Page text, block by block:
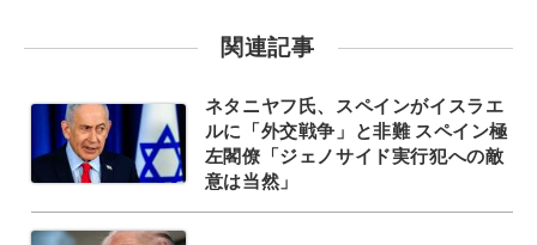
関連記事
ネタニヤフ氏、スペインがイスラエ
ルに「外交戦争」と非難 スペイン極
左閣僚「ジェノサイド実行犯への敵
意は当然」